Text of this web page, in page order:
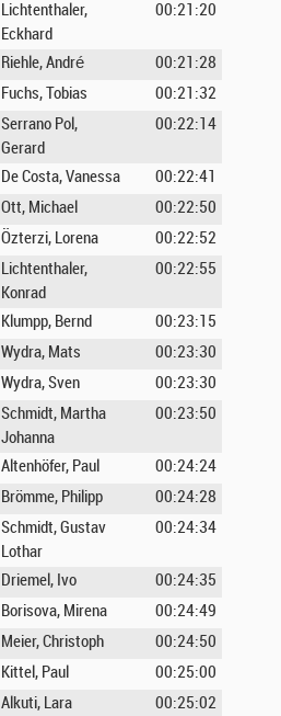
Lichtenthaler,
Eckhard
00:21:20
Riehle, André
00:21:28
Fuchs, Tobias
00:21:32
Serrano Pol,
Gerard
00:22:14
De Costa, Vanessa
00:22:41
Ott, Michael
00:22:50
Özterzi, Lorena
00:22:52
Lichtenthaler,
Konrad
00:22:55
Klumpp, Bernd
00:23:15
Wydra, Mats
00:23:30
Wydra, Sven
00:23:30
Schmidt, Martha
Johanna
00:23:50
Altenhöfer, Paul
00:24:24
Brömme, Philipp
00:24:28
Schmidt, Gustav
Lothar
00:24:34
Driemel, Ivo
00:24:35
Borisova, Mirena
00:24:49
Meier, Christoph
00:24:50
Kittel, Paul
00:25:00
Alkuti, Lara
00:25:02